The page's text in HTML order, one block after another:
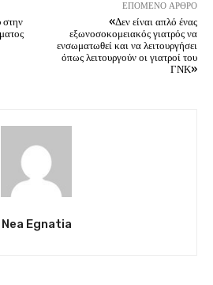
στην
ΕΠΌΜΕΝΟ ΆΡΘΡΟ
«Δεν είναι απλό ένας
εξωνοσοκομειακός γιατρός να
ενσωματωθεί και να λειτουργήσει
όπως λειτουργούν οι γιατροί του
ΓΝΚ»
Nea Egnatia